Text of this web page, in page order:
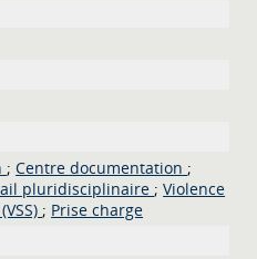
; Centre documentation ;
pluridisciplinaire ; Violence
; Prise charge